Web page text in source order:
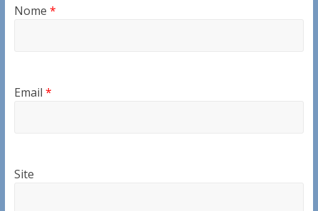
Nome *
Email *
Site